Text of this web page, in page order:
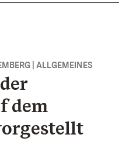
| ALLGEMEINES
dem